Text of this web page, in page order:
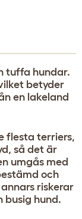
tuffa hundar.
betyder
en lakeland
flesta terriers,
så det är
umgås med
och
riskerar
busig hund.